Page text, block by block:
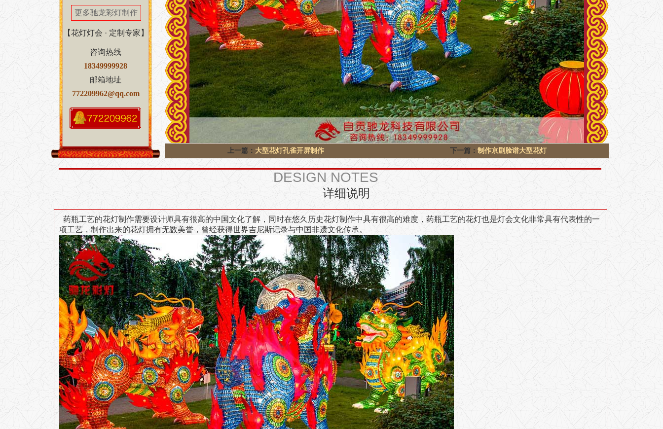
上一篇： 大型花灯孔雀开屏制作 下一篇： 制作京剧脸谱大型花灯
更多驰龙彩灯制作
【花灯灯会 · 定制专家】
咨询热线
18349999928
邮箱地址
772209962@qq.com
DESIGN NOTES
详细说明
药瓶工艺的花灯制作需要设计师具有很高的中国文化了解，同时在悠久历史花灯制作中具有很高的难度，药瓶工艺的花灯也是灯会文化非常具有代表性的一
项工艺，制作出来的花灯拥有无数美誉，曾经获得世界吉尼斯记录与中国非遗文化传承。